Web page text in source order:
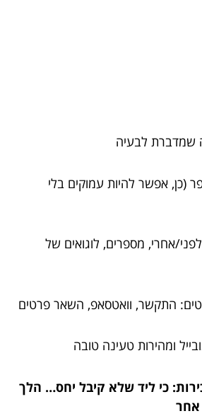
שמדברת לבעיה
(כן, אפשר להיות עמוקים בלי
אחרי, מספרים, לוגואים של
התקשר, וואטסאפ, השאר פרטים
ומהירות טעינה טובה
כי ליד שלא קיבל יחס… הלך
אחר